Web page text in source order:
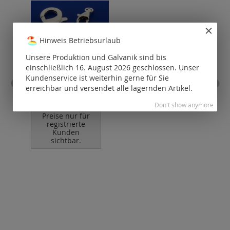
Karabiner mit
eingehängter, offener Öse
Preise nur für
registrierte
Kunden
sichtbar.
Hinweis Betriebsurlaub
Unsere Produktion und Galvanik sind bis
einschließlich 16. August 2026 geschlossen. Unser
Kundenservice ist weiterhin gerne für Sie
erreichbar und versendet alle lagernden Artikel.
Don't show anymore